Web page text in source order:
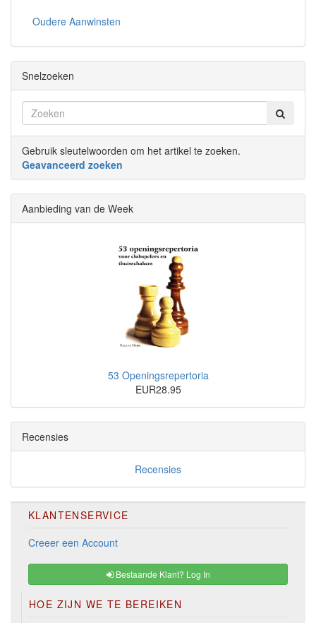
Oudere Aanwinsten
Snelzoeken
Gebruik sleutelwoorden om het artikel te zoeken.
Geavanceerd zoeken
Aanbieding van de Week
53 Openingsrepertoria
EUR28.95
Recensies
Recensies
KLANTENSERVICE
Creeer een Account
Bestaande Klant? Log In
HOE ZIJN WE TE BEREIKEN